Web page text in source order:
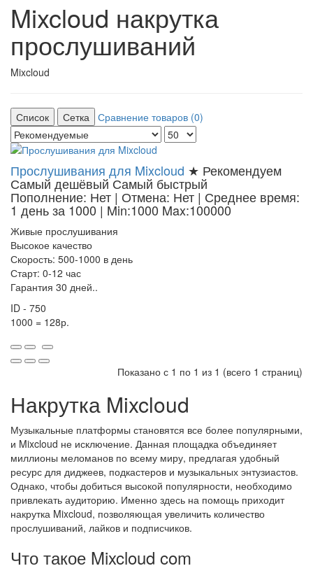
Mixcloud накрутка
прослушиваний
Mixcloud
Список Сетка Сравнение товаров (0)
Прослушивания для Mixcloud ★ Рекомендуем
Самый дешёвый Самый быстрый
Пополнение: Нет | Отмена: Нет | Среднее время:
1 день за 1000 | Min:1000 Max:100000
Живые прослушивания
Высокое качество
Скорость: 500-1000 в день
Старт: 0-12 час
Гарантия 30 дней..
ID - 750
1000 = 128р.
Показано с 1 по 1 из 1 (всего 1 страниц)
Накрутка Mixcloud
Музыкальные платформы становятся все более популярными,
и Mixcloud не исключение. Данная площадка объединяет
миллионы меломанов по всему миру, предлагая удобный
ресурс для диджеев, подкастеров и музыкальных энтузиастов.
Однако, чтобы добиться высокой популярности, необходимо
привлекать аудиторию. Именно здесь на помощь приходит
накрутка Mixcloud, позволяющая увеличить количество
прослушиваний, лайков и подписчиков.
Что такое Mixcloud com